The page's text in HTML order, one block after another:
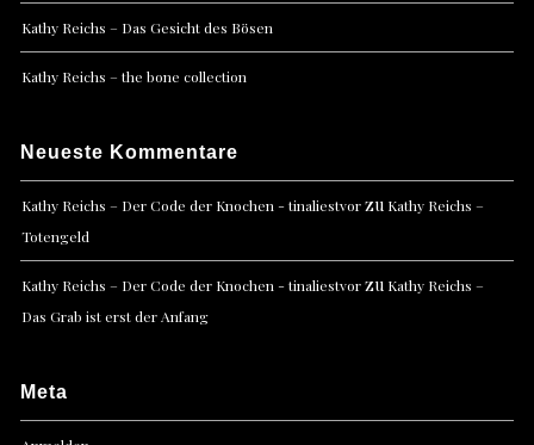
Kathy Reichs – Das Gesicht des Bösen
Kathy Reichs – the bone collection
Neueste Kommentare
Kathy Reichs – Der Code der Knochen - tinaliestvorzu Kathy Reichs –
Totengeld
Kathy Reichs – Der Code der Knochen - tinaliestvorzu Kathy Reichs –
Das Grab ist erst der Anfang
Meta